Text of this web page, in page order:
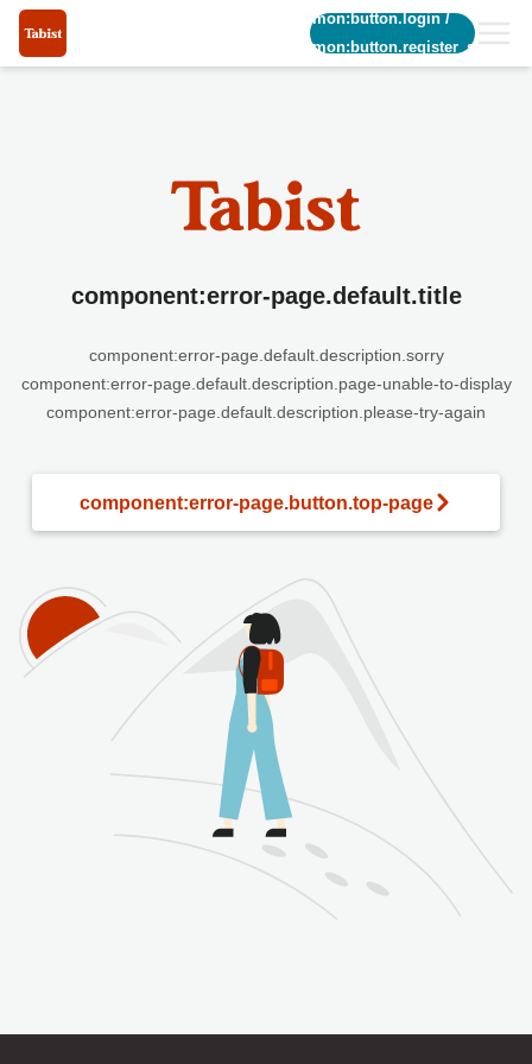
common:button.login/
common:button.register_short
component:error-page.default.title
component:error-page.default.description.sorry
component:error-page.default.description.page-unable-to-display
component:error-page.default.description.please-try-again
component:error-page.button.top-page